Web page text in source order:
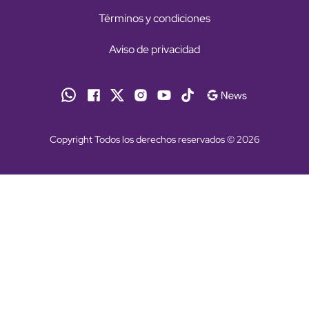
Términos y condiciones
Aviso de privacidad
Copyright Todos los derechos reservados © 2026